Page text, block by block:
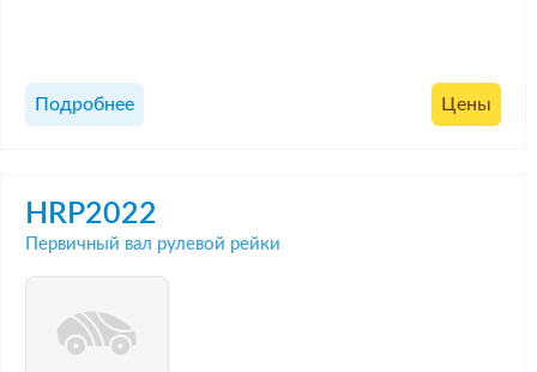
Подробнее Цены
HRP2022
Первичный вал рулевой рейки